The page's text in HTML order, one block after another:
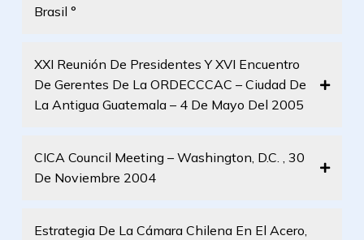
Brasil °
XXI Reunión De Presidentes Y XVI Encuentro
De Gerentes De La ORDECCCAC – Ciudad De
La Antigua Guatemala – 4 De Mayo Del 2005
CICA Council Meeting – Washington, D.C. , 30
De Noviembre 2004
Estrategia De La Cámara Chilena En El Acero,